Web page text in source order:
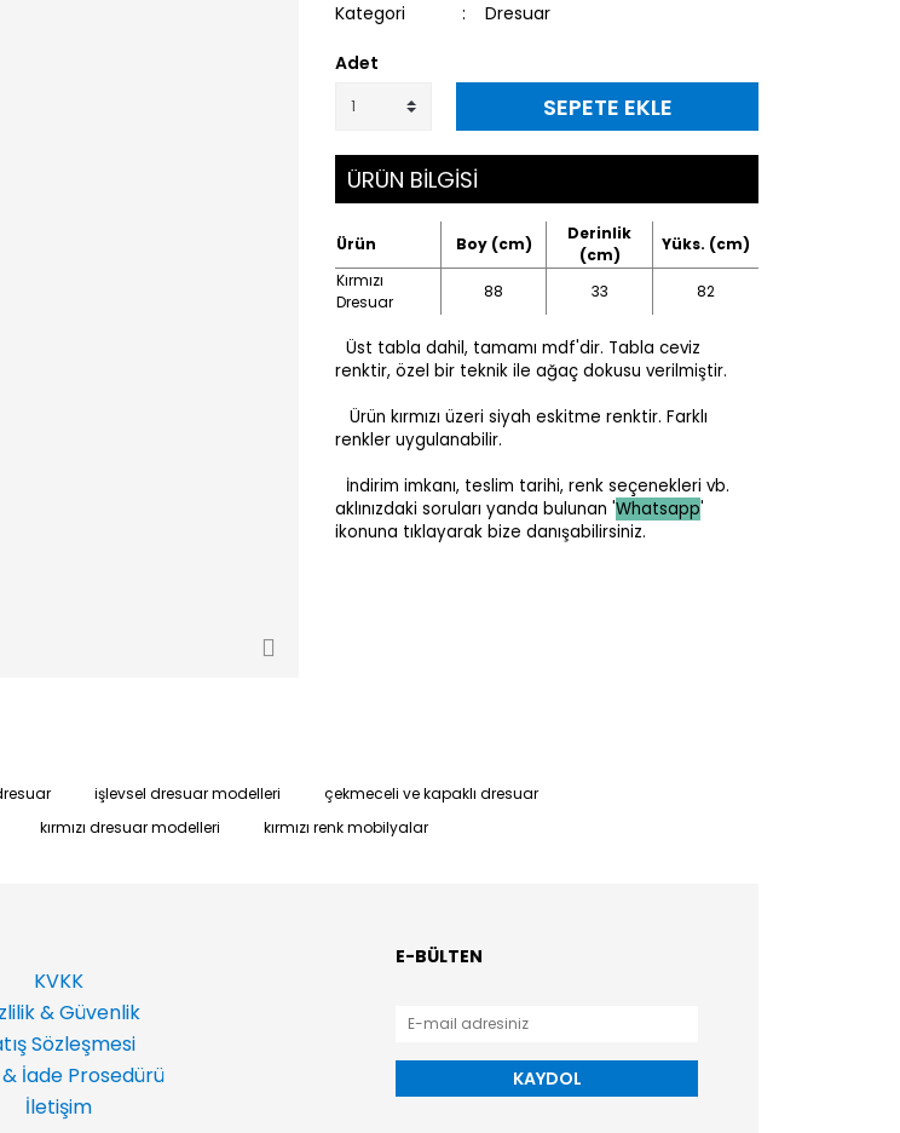
Kategori Dresuar
Adet
SEPETE EKLE
ÜRÜN BİLGİSİ
Ürün Boy (cm)
Derinlik
(cm)
Yüks. (cm)
Kırmızı
Dresuar
88 33 82
Üst tabla dahil, tamamı mdf'dir. Tabla ceviz
renktir, özel bir teknik ile ağaç dokusu verilmiştir.
Ürün kırmızı üzeri siyah eskitme renktir. Farklı
renkler uygulanabilir.
İndirim imkanı, teslim tarihi, renk seçenekleri vb.
aklınızdaki soruları yanda bulunan 'Whatsapp'
ikonuna tıklayarak bize danışabilirsiniz.
işlevsel dresuar modelleri
çekmeceli ve kapaklı dresuar
kırmızı dresuar modelleri kırmızı renk mobilyalar
KVKK
& Güvenlik
Sözleşmesi
İade Prosedürü
İletişim
E-BÜLTEN
KAYDOL